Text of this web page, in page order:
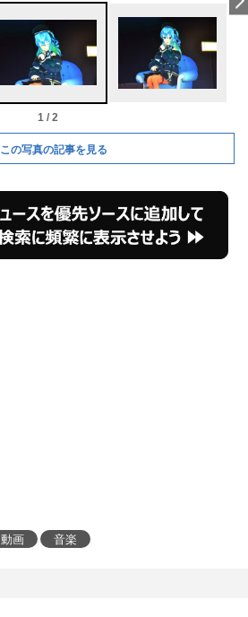
1 / 2
この写真の記事を見る
動画 音楽